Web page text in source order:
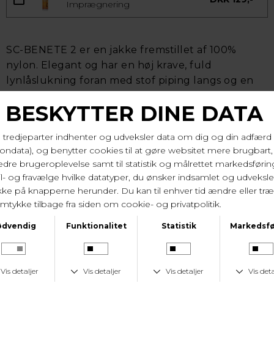
Imprægnering
SC-BENETE 2 er en jakke fremstillet af 100%
nylon. Elegant og har en høj krave, fuld
lynlåslukning foran med stof piping langs og en
(som lige skal åbnes for ri tråd hvis du vli bruge
fyld så den har lidt varme i sig. Den har god vidde i
kroppen med plads, en lille smule oversize. Den
kan bruges fra forår over sommer til starten af
efteråret.
Ryglængde 63 cm og brystvidde på 2*63 cm i str.
44/xl.